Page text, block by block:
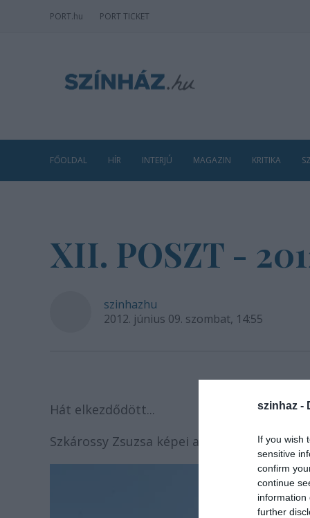
szinhaz -
If you wish
sensitive
confirm
continue
information
further
PORT.hu PORT TICKET
FŐOLDAL HÍR INTERJÚ MAGAZIN KRITIKA
XII. POSZT -
szinhazhu
2012. június 09. szombat, 14:55
Hát elkezdődött...
Szkárossy Zsuzsa képei a megnyitóról és